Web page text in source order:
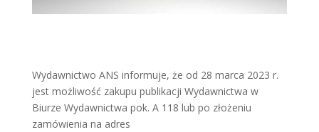
Wydawnictwo ANS informuje, że od 28 marca 2023 r.
jest możliwość zakupu publikacji Wydawnictwa w
Biurze Wydawnictwa pok. A 118 lub po złożeniu
zamówienia na adres